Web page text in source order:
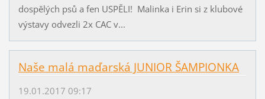
dospělých psů a fen USPĚLI! Malinka i Erin si z klubové
výstavy odvezli 2x CAC v...
Naše malá maďarská JUNIOR ŠAMPIONKA
19.01.2017 09:17